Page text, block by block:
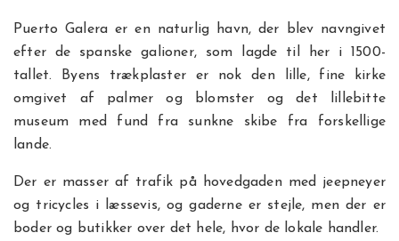
Puerto Galera er en naturlig havn, der blev navngivet
efter de spanske galioner, som lagde til her i 1500-
tallet. Byens trækplaster er nok den lille, fine kirke
omgivet af palmer og blomster og det lillebitte
museum med fund fra sunkne skibe fra forskellige
lande.
Der er masser af trafik på hovedgaden med jeepneyer
og tricycles i læssevis, og gaderne er stejle, men der er
boder og butikker over det hele, hvor de lokale handler.